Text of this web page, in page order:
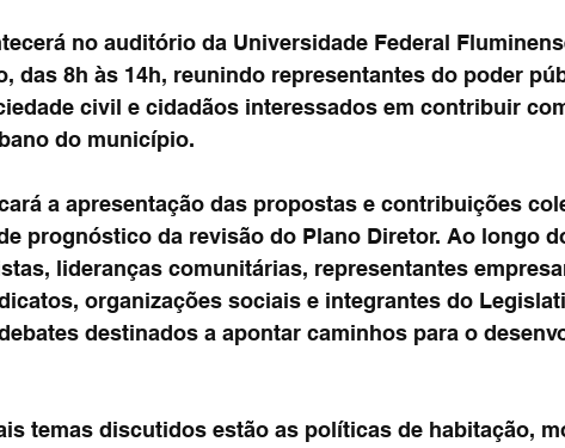
no auditório da Universidade Federal
das 8h às 14h, reunindo representantes do poder
civil e cidadãos interessados em contribuir
do município.
a apresentação das propostas e contribuições
prognóstico da revisão do Plano Diretor. Ao longo
lideranças comunitárias, representantes
organizações sociais e integrantes do
destinados a apontar caminhos para o
temas discutidos estão as políticas de habitação,